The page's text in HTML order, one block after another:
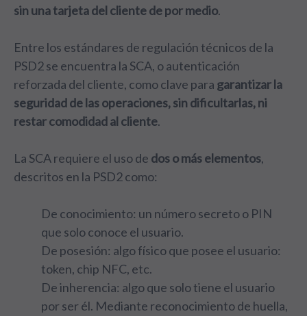
sin una tarjeta del cliente de por medio.
Entre los estándares de regulación técnicos de la
PSD2 se encuentra la SCA, o autenticación
reforzada del cliente, como clave para garantizar la
seguridad de las operaciones, sin dificultarlas, ni
restar comodidad al cliente.
La SCA requiere el uso de dos o más elementos,
descritos en la PSD2 como:
De conocimiento: un número secreto o PIN
que solo conoce el usuario.
De posesión: algo físico que posee el usuario:
token, chip NFC, etc.
De inherencia: algo que solo tiene el usuario
por ser él. Mediante reconocimiento de huella,